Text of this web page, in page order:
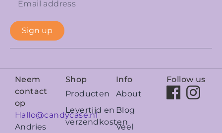
Sign up
Neem
contact
op
Hallo@candycase.nl
Andries
Shop
Producten
Levertijd en
verzendkosten
Info
About
Blog
Veel
Follow us